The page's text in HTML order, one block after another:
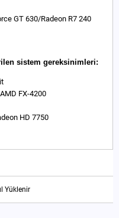
GT 630/Radeon R7 240
sistem gereksinimleri:
FX-4200
HD 7750
Yüklenir